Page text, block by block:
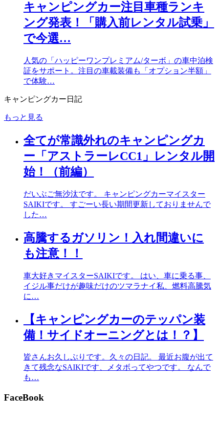
キャンピングカー注目車種ランキ
ング発表！「購入前レンタル試乗」
で今選…
人気の「ハッピーワンプレミアム/ターボ」の車中泊検
証をサポート。注目の車載装備も「オプション半額」
で体験…
キャンピングカー日記
もっと見る
全てが常識外れのキャンピングカ
ー「アストラーレCC1」レンタル開
始！（前編）
だいぶご無沙汰です。 キャンピングカーマイスター
SAIKIです。 すごーい長い期間更新しておりませんで
した…
高騰するガソリン！入れ間違いに
も注意！！
車大好きマイスターSAIKIです。 はい、車に乗る事、
イジル事だけが趣味だけのツマラナイ私、燃料高騰気
に…
【キャンピングカーのテッパン装
備！サイドオーニングとは！？】
皆さんお久しぶりです。久々の日記。 最近お腹が出て
きて残念なSAIKIです、メタボってやつです。 なんで
も…
FaceBook